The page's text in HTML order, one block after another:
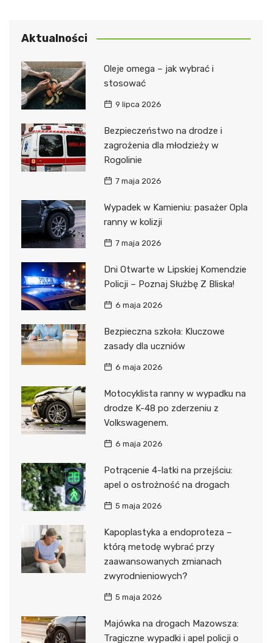
Aktualności
Oleje omega – jak wybrać i
stosować
9 lipca 2026
Bezpieczeństwo na drodze i
zagrożenia dla młodzieży w
Rogolinie
7 maja 2026
Wypadek w Kamieniu: pasażer Opla
ranny w kolizji
7 maja 2026
Dni Otwarte w Lipskiej Komendzie
Policji – Poznaj Służbę Z Bliska!
6 maja 2026
Bezpieczna szkoła: Kluczowe
zasady dla uczniów
6 maja 2026
Motocyklista ranny w wypadku na
drodze K-48 po zderzeniu z
Volkswagenem.
6 maja 2026
Potrącenie 4-latki na przejściu:
apel o ostrożność na drogach
5 maja 2026
Kapoplastyka a endoproteza –
którą metodę wybrać przy
zaawansowanych zmianach
zwyrodnieniowych?
5 maja 2026
Majówka na drogach Mazowsza:
Tragiczne wypadki i apel policji o